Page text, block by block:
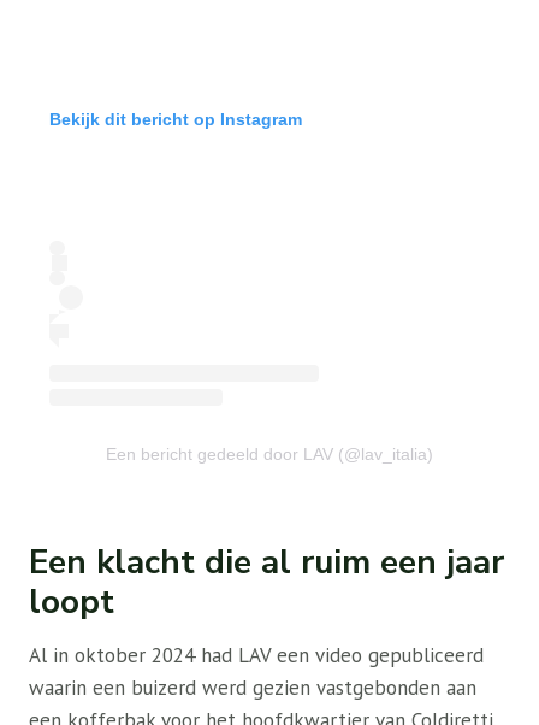
Bekijk dit bericht op Instagram
Een bericht gedeeld door LAV (@lav_italia)
Een klacht die al ruim een ​​jaar
loopt
Al in oktober 2024 had LAV een video gepubliceerd
waarin een buizerd werd gezien vastgebonden aan